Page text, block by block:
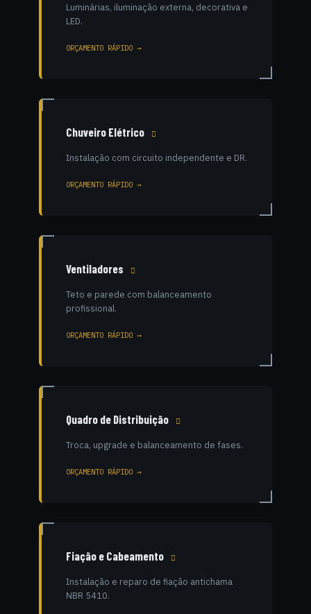
Luminárias, iluminação externa, decorativa e
LED.
ORÇAMENTO RÁPIDO →
Chuveiro Elétrico
Instalação com circuito independente e DR.
ORÇAMENTO RÁPIDO →
Ventiladores
Teto e parede com balanceamento
profissional.
ORÇAMENTO RÁPIDO →
Quadro de Distribuição
Troca, upgrade e balanceamento de fases.
ORÇAMENTO RÁPIDO →
Fiação e Cabeamento
Instalação e reparo de fiação antichama
NBR 5410.